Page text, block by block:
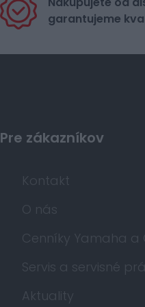
garantujeme
Pre zákazníkov
Kontakt
O nás
Cenníky Yamaha a
Servis a servisné
Aktuality